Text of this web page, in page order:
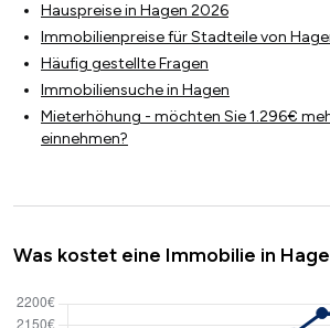
Hauspreise in Hagen 2026
Immobilienpreise für Stadteile von
Häufig gestellte Fragen
Immobiliensuche in Hagen
Mieterhöhung - möchten Sie 1.296€
einnehmen?
Was kostet eine Immobilie in